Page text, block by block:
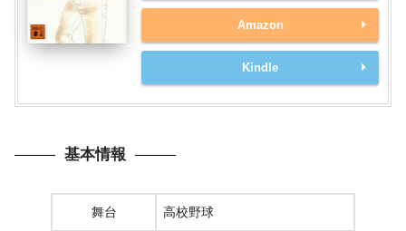
Amazon
Kindle
基本情報
舞台 高校野球